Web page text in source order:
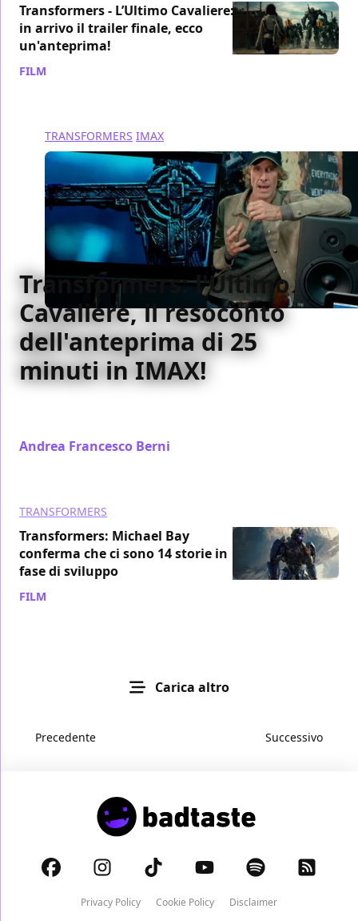
Transformers - L’Ultimo Cavaliere:
in arrivo il trailer finale, ecco
un'anteprima!
FILM
TRANSFORMERS IMAX
Transformers: l'Ultimo
Cavaliere, il resoconto
dell'anteprima di 25
minuti in IMAX!
Andrea Francesco Berni
TRANSFORMERS
Transformers: Michael Bay
conferma che ci sono 14 storie in
fase di sviluppo
FILM
Carica altro
Precedente Successivo
Privacy Policy Cookie Policy
Disclaimer